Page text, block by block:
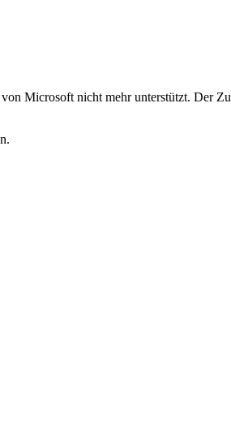
Microsoft nicht mehr unterstützt. Der